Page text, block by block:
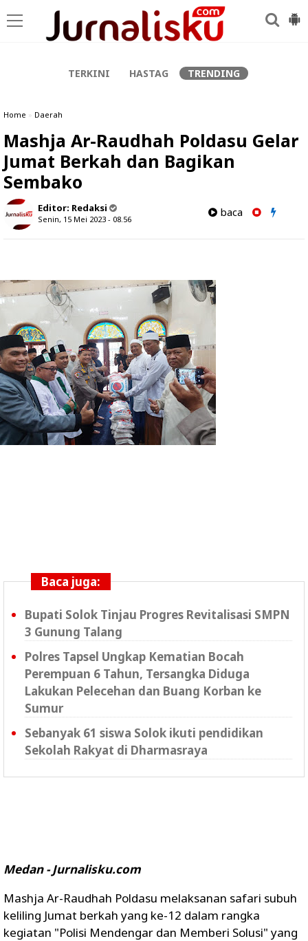
TERKINI HASTAG TRENDING
Home » Daerah
Mashja Ar-Raudhah Poldasu Gelar
Jumat Berkah dan Bagikan
Sembako
Editor: Redaksi
Senin, 15 Mei 2023 - 08.56
baca
Baca juga:
Bupati Solok Tinjau Progres Revitalisasi SMPN
3 Gunung Talang
Polres Tapsel Ungkap Kematian Bocah
Perempuan 6 Tahun, Tersangka Diduga
Lakukan Pelecehan dan Buang Korban ke
Sumur
Sebanyak 61 siswa Solok ikuti pendidikan
Sekolah Rakyat di Dharmasraya
Medan - Jurnalisku.com
Mashja Ar-Raudhah Poldasu melaksanan safari subuh
keliling Jumat berkah yang ke-12 dalam rangka
kegiatan "Polisi Mendengar dan Memberi Solusi" yang